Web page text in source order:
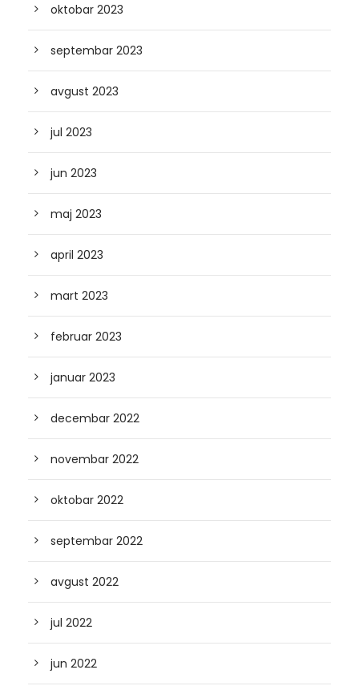
oktobar 2023
septembar 2023
avgust 2023
jul 2023
jun 2023
maj 2023
april 2023
mart 2023
februar 2023
januar 2023
decembar 2022
novembar 2022
oktobar 2022
septembar 2022
avgust 2022
jul 2022
jun 2022